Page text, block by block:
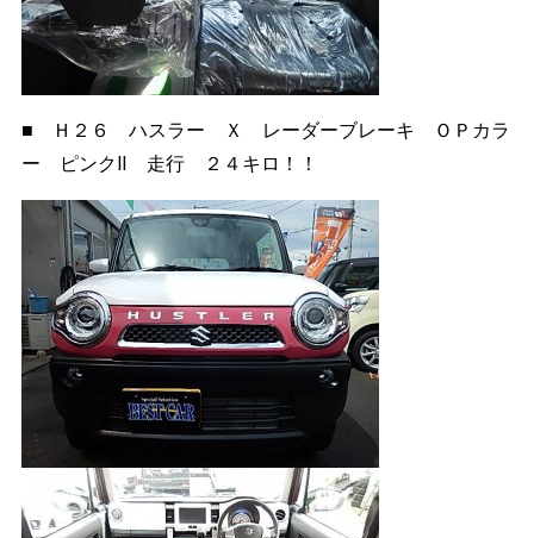
■ Ｈ２６ ハスラー Ｘ レーダーブレーキ ＯＰカラ
ー ピンクⅡ 走行 ２４キロ！！